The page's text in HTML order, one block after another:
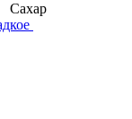
Сахар